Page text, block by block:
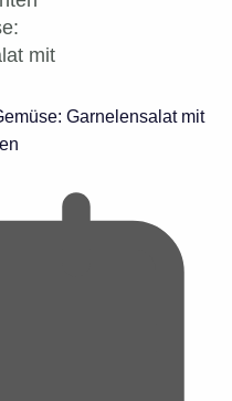
Garnelensalat mit